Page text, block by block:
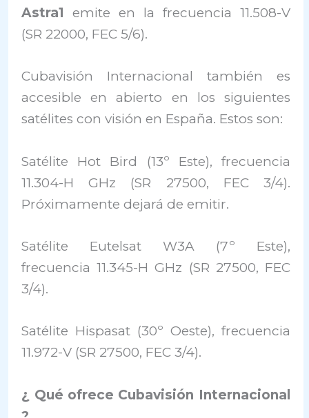
Astra1 emite en la frecuencia 11.508-V
(SR 22000, FEC 5/6).
Cubavisión Internacional también es
accesible en abierto en los siguientes
satélites con visión en España. Estos son:
Satélite Hot Bird (13º Este), frecuencia
11.304-H GHz (SR 27500, FEC 3/4).
Próximamente dejará de emitir.
Satélite Eutelsat W3A (7º Este),
frecuencia 11.345-H GHz (SR 27500, FEC
3/4).
Satélite Hispasat (30º Oeste), frecuencia
11.972-V (SR 27500, FEC 3/4).
¿ Qué ofrece Cubavisión Internacional